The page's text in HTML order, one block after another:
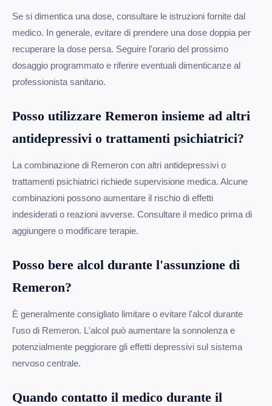
Se si dimentica una dose, consultare le istruzioni fornite dal
medico. In generale, evitare di prendere una dose doppia per
recuperare la dose persa. Seguire l'orario del prossimo
dosaggio programmato e riferire eventuali dimenticanze al
professionista sanitario.
Posso utilizzare Remeron insieme ad altri
antidepressivi o trattamenti psichiatrici?
La combinazione di Remeron con altri antidepressivi o
trattamenti psichiatrici richiede supervisione medica. Alcune
combinazioni possono aumentare il rischio di effetti
indesiderati o reazioni avverse. Consultare il medico prima di
aggiungere o modificare terapie.
Posso bere alcol durante l'assunzione di
Remeron?
È generalmente consigliato limitare o evitare l'alcol durante
l'uso di Remeron. L'alcol può aumentare la sonnolenza e
potenzialmente peggiorare gli effetti depressivi sul sistema
nervoso centrale.
Quando contatto il medico durante il